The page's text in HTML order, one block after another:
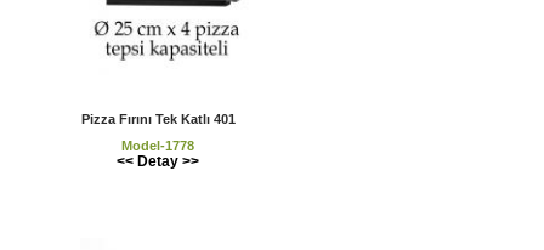
Pizza Fırını Tek Katlı 401
Model-1778
<< Detay >>